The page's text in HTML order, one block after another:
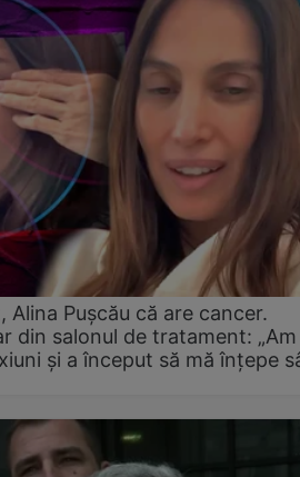
Pușcău că are cancer.
din salonul de tratament:
și a început să mă înțepe